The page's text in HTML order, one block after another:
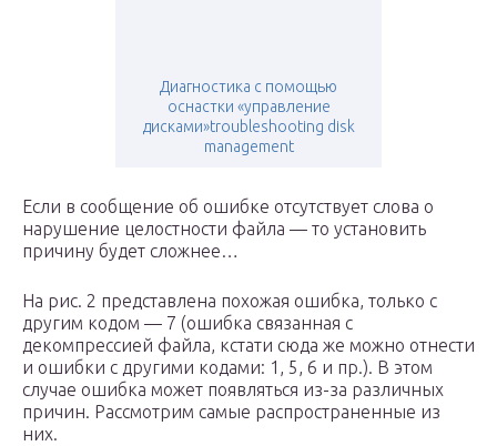
Диагностика с помощью
оснастки «управление
дисками»troubleshooting disk
management
Если в сообщение об ошибке отсутствует слова о
нарушение целостности файла — то установить
причину будет сложнее…
На рис. 2 представлена похожая ошибка, только с
другим кодом — 7 (ошибка связанная с
декомпрессией файла, кстати сюда же можно отнести
и ошибки с другими кодами: 1, 5, 6 и пр.). В этом
случае ошибка может появляться из-за различных
причин. Рассмотрим самые распространенные из
них.